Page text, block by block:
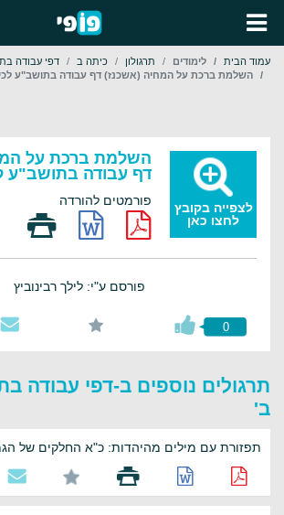
עמוד הבית לימודים תרגולון כיתה ב
דפי עבודה
השלמת ברכת על המחיה (אשכנז) דף עבודה בתושב"ע
לצפייה בקובץ
לחצו כאן
השלמת ברכת על
דף עבודה בתושב"ע
פורמטים להורדה
פורסם ע"י: לילך רבינוביץ
0
תרגולים נוספים ב-דפי עבודה
ב'
תפזורת עם מילים מהיהדות: כ"א החלקים של